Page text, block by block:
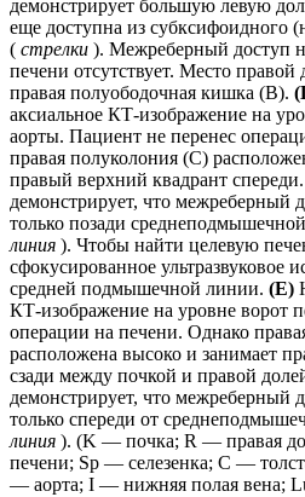
демонстрирует большую левую
еще доступна из субксифоидного
( стрелки ). Межреберный доступ
печени отсутствует. Место правой
правая полуободочная кишка (В).
аксиальное КТ-изображение на
аорты. Пациент не перенес
правая полуколония (С)
правый верхний квадрант
демонстрирует, что межреберный
только позади
линия ). Чтобы найти целевую
сфокусированное ультразвуковое
средней подмышечной линии. (E)
КТ-изображение на уровне ворот
операции на печени. Однако
расположена высоко и занимает
сзади между почкой и правой
демонстрирует, что межреберный
только спереди от
линия ). (K — почка; R — правая
печени; Sp — селезенка; C —
— аорта; I — нижняя полая вена;